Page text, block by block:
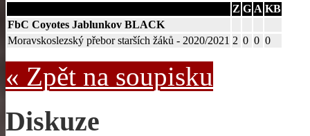
Z G A KB
FbC Coyotes Jablunkov BLACK
Moravskoslezský přebor starších žáků - 2020/2021 2 0 0 0
« Zpět na soupisku
Diskuze